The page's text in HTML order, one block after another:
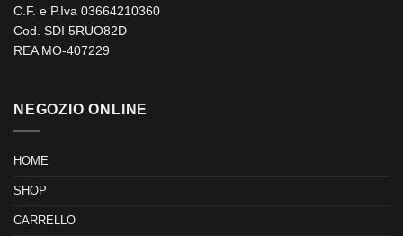
C.F. e P.Iva 03664210360
Cod. SDI 5RUO82D
REA MO-407229
NEGOZIO ONLINE
HOME
SHOP
CARRELLO